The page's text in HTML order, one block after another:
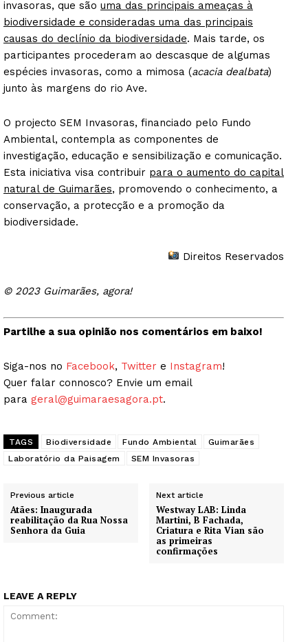
invasoras, que são uma das principais ameaças à
biodiversidade e consideradas uma das principais
causas do declínio da biodiversidade. Mais tarde, os
participantes procederam ao descasque de algumas
espécies invasoras, como a mimosa (acacia dealbata)
junto às margens do rio Ave.
O projecto SEM Invasoras, financiado pelo Fundo
Ambiental, contempla as componentes de
investigação, educação e sensibilização e comunicação.
Esta iniciativa visa contribuir para o aumento do capital
natural de Guimarães, promovendo o conhecimento, a
conservação, a protecção e a promoção da
biodiversidade.
Direitos Reservados
© 2023 Guimarães, agora!
Partilhe a sua opinião nos comentários em baixo!
Siga-nos no Facebook, Twitter e Instagram!
Quer falar connosco? Envie um email
para geral@guimaraesagora.pt.
TAGS Biodiversidade Fundo Ambiental
Guimarães
Laboratório da Paisagem
SEM Invasoras
Previous article
Atães: Inaugurada
reabilitação da Rua Nossa
Senhora da Guia
Next article
Westway LAB: Linda
Martini, B Fachada,
Criatura e Rita Vian são
as primeiras
confirmações
LEAVE A REPLY